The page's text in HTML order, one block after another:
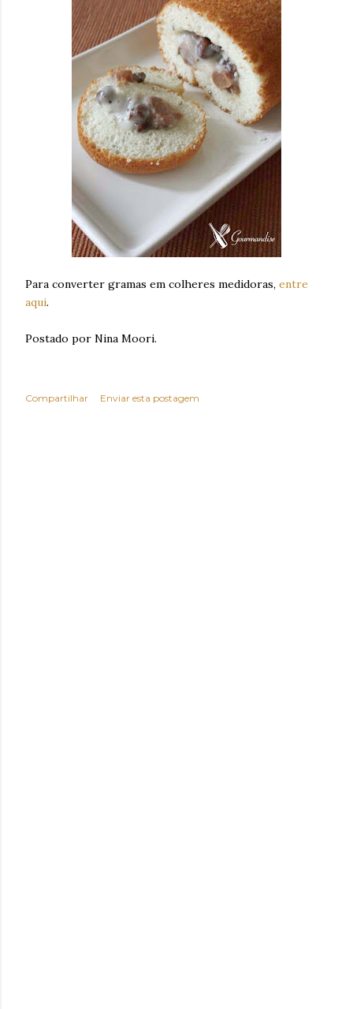
Para converter gramas em colheres medidoras, entre
aqui.
Postado por Nina Moori.
Compartilhar Enviar esta postagem